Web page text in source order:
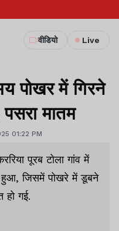
वीडियो Live
पोखर में गिरने
मातम
01:22 PM
पूरब टोला गांव में
हुआ, जिसमें पोखरे में डूबने
हो गई.